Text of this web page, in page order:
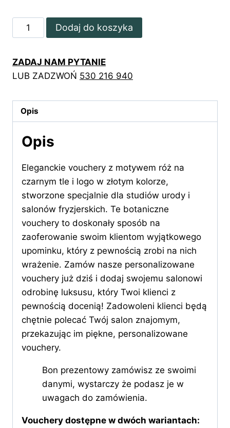
ilość
Botaniczny
z
logiem
kolorze
złotym
Dodaj do koszyka
ZADAJ NAM PYTANIE
LUB ZADZWOŃ 530 216 940
Opis
Opis
Eleganckie vouchery z motywem róż na
czarnym tle i logo w złotym kolorze,
stworzone specjalnie dla studiów urody i
salonów fryzjerskich. Te botaniczne
vouchery to doskonały sposób na
zaoferowanie swoim klientom wyjątkowego
upominku, który z pewnością zrobi na nich
wrażenie. Zamów nasze personalizowane
vouchery już dziś i dodaj swojemu salonowi
odrobinę luksusu, który Twoi klienci z
pewnością docenią! Zadowoleni klienci będą
chętnie polecać Twój salon znajomym,
przekazując im piękne, personalizowane
vouchery.
Bon prezentowy zamówisz ze swoimi
danymi, wystarczy że podasz je w
uwagach do zamówienia.
Vouchery dostępne w dwóch wariantach: